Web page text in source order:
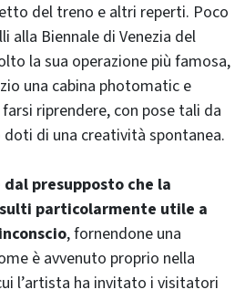
del treno e altri reperti. Poco
alla Biennale di Venezia del
la sua operazione più famosa,
una cabina photomatic e
riprendere, con pose tali da
di una creatività spontanea.
presupposto che la
particolarmente utile a
, fornendone una
è avvenuto proprio nella
l’artista ha invitato i visitatori